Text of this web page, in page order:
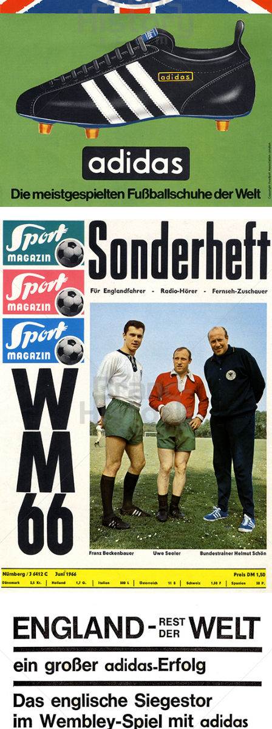
adidas-Salomon AG 1966
Bild-ID: 70136
SportMAGAZIN Deutschland
SportMAGAZIN Deutschland
1966
Bild-ID: 72450